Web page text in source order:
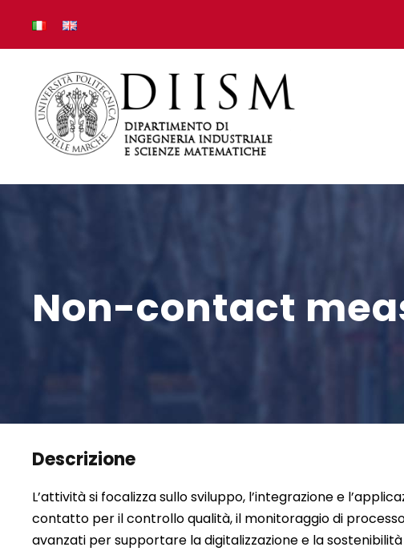
Non-contact
Descrizione
L’attività si focalizza sullo sviluppo, l’integrazione e
contatto per il controllo qualità, il monitoraggio di
avanzati per supportare la digitalizzazione e la